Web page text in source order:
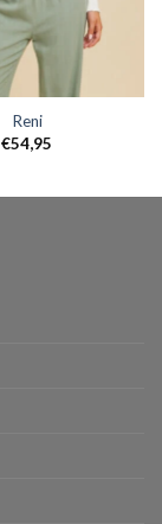
Reni
€54,95